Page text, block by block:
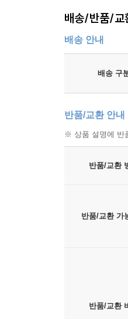
배송/반품/교
배송 안내
배송 구
반품/교환 안내
※ 상품 설명에 반
반품/교환
반품/교환 가
반품/교환